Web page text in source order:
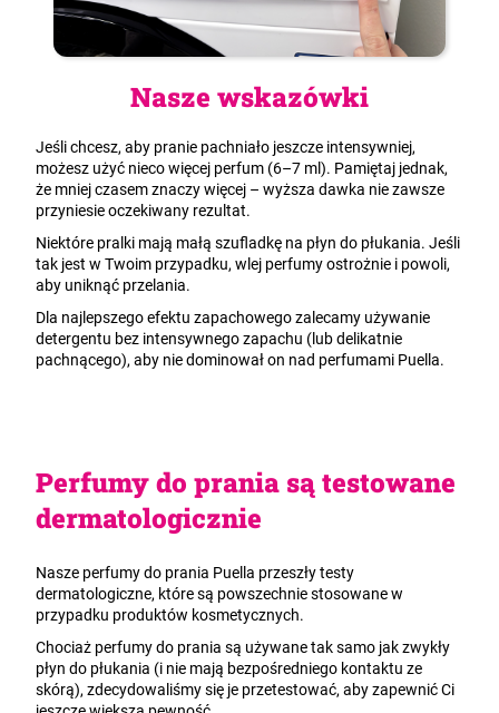
Nasze wskazówki
Jeśli chcesz, aby pranie pachniało jeszcze intensywniej,
możesz użyć nieco więcej perfum (6–7 ml). Pamiętaj jednak,
że mniej czasem znaczy więcej – wyższa dawka nie zawsze
przyniesie oczekiwany rezultat.
Niektóre pralki mają małą szufladkę na płyn do płukania. Jeśli
tak jest w Twoim przypadku, wlej perfumy ostrożnie i powoli,
aby uniknąć przelania.
Dla najlepszego efektu zapachowego zalecamy używanie
detergentu bez intensywnego zapachu (lub delikatnie
pachnącego), aby nie dominował on nad perfumami Puella.
Perfumy do prania są testowane
dermatologicznie
Nasze perfumy do prania Puella przeszły testy
dermatologiczne, które są powszechnie stosowane w
przypadku produktów kosmetycznych.
Chociaż perfumy do prania są używane tak samo jak zwykły
płyn do płukania (i nie mają bezpośredniego kontaktu ze
skórą), zdecydowaliśmy się je przetestować, aby zapewnić Ci